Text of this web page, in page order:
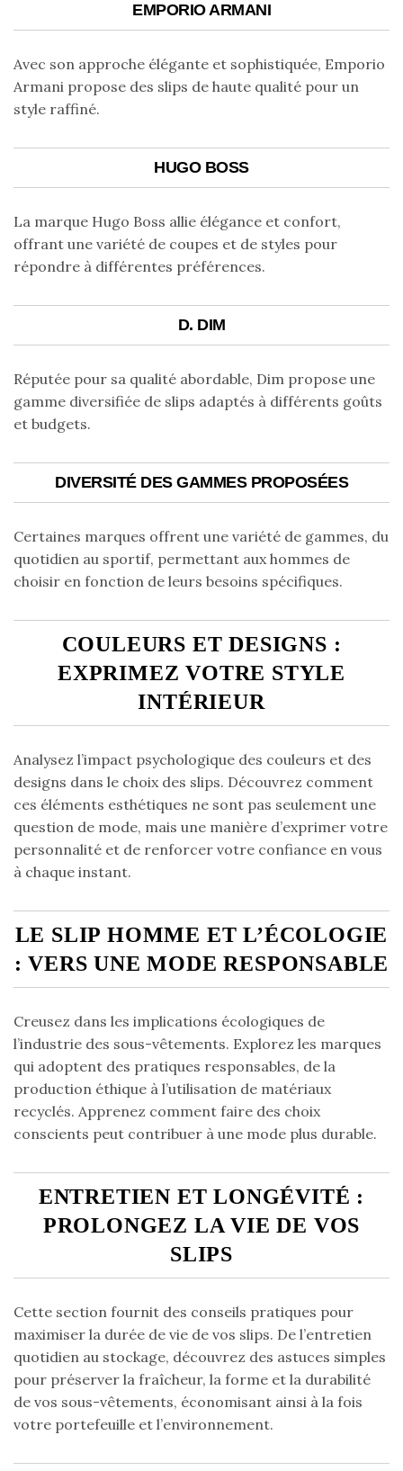
EMPORIO ARMANI
Avec son approche élégante et sophistiquée, Emporio
Armani propose des slips de haute qualité pour un
style raffiné.
HUGO BOSS
La marque Hugo Boss allie élégance et confort,
offrant une variété de coupes et de styles pour
répondre à différentes préférences.
D. DIM
Réputée pour sa qualité abordable, Dim propose une
gamme diversifiée de slips adaptés à différents goûts
et budgets.
DIVERSITÉ DES GAMMES PROPOSÉES
Certaines marques offrent une variété de gammes, du
quotidien au sportif, permettant aux hommes de
choisir en fonction de leurs besoins spécifiques.
COULEURS ET DESIGNS :
EXPRIMEZ VOTRE STYLE
INTÉRIEUR
Analysez l’impact psychologique des couleurs et des
designs dans le choix des slips. Découvrez comment
ces éléments esthétiques ne sont pas seulement une
question de mode, mais une manière d’exprimer votre
personnalité et de renforcer votre confiance en vous
à chaque instant.
LE SLIP HOMME ET L’ÉCOLOGIE
: VERS UNE MODE RESPONSABLE
Creusez dans les implications écologiques de
l’industrie des sous-vêtements. Explorez les marques
qui adoptent des pratiques responsables, de la
production éthique à l’utilisation de matériaux
recyclés. Apprenez comment faire des choix
conscients peut contribuer à une mode plus durable.
ENTRETIEN ET LONGÉVITÉ :
PROLONGEZ LA VIE DE VOS
SLIPS
Cette section fournit des conseils pratiques pour
maximiser la durée de vie de vos slips. De l’entretien
quotidien au stockage, découvrez des astuces simples
pour préserver la fraîcheur, la forme et la durabilité
de vos sous-vêtements, économisant ainsi à la fois
votre portefeuille et l’environnement.